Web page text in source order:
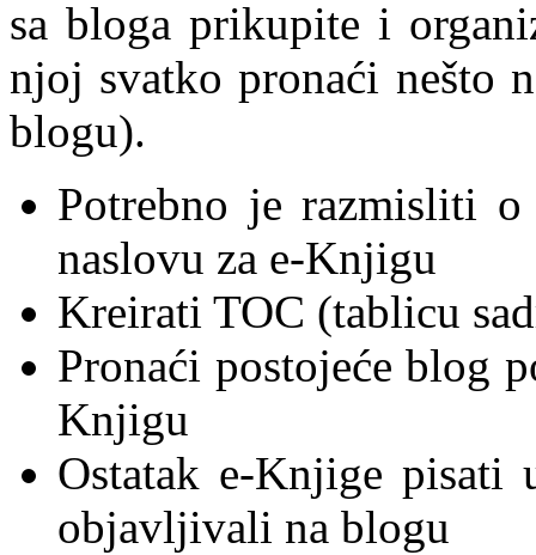
sa bloga prikupite i
njoj svatko pronaći nešto
blogu).
Potrebno je razmisliti
naslovu za e-Knjigu
Kreirati TOC (tablicu
Pronaći postojeće blog
Knjigu
Ostatak e-Knjige
objavljivali na blogu